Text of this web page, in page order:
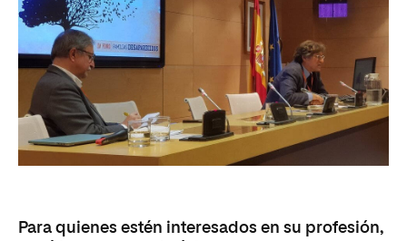
Para quienes estén interesados en su profesión,